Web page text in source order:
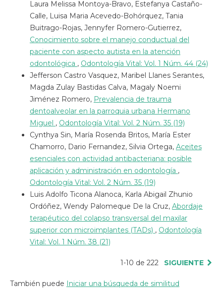
Laura Melissa Montoya-Bravo, Estefanya Castaño-
Calle, Luisa Maria Acevedo-Bohórquez, Tania
Buitrago-Rojas, Jennyfer Romero-Gutierrez,
Conocimiento sobre el manejo conductual del
paciente con aspecto autista en la atención
odontológica , Odontología Vital: Vol. 1 Núm. 44 (24)
Jefferson Castro Vasquez, Maribel Llanes Serantes,
Magda Zulay Bastidas Calva, Magaly Noemi
Jiménez Romero, Prevalencia de trauma
dentoalveolar en la parroquia urbana Hermano
Miguel , Odontología Vital: Vol. 2 Núm. 35 (19)
Cynthya Sin, María Rosenda Britos, María Ester
Chamorro, Dario Fernandez, Silvia Ortega, Aceites
esenciales con actividad antibacteriana: posible
aplicación y administración en odontología ,
Odontología Vital: Vol. 2 Núm. 35 (19)
Luis Adolfo Ticona Alanoca, Karla Abigail Zhunio
Ordóñez, Wendy Palomeque De la Cruz, Abordaje
terapéutico del colapso transversal del maxilar
superior con microimplantes (TADs) , Odontología
Vital: Vol. 1 Núm. 38 (21)
1-10 de 222 SIGUIENTE
También puede Iniciar una búsqueda de similitud